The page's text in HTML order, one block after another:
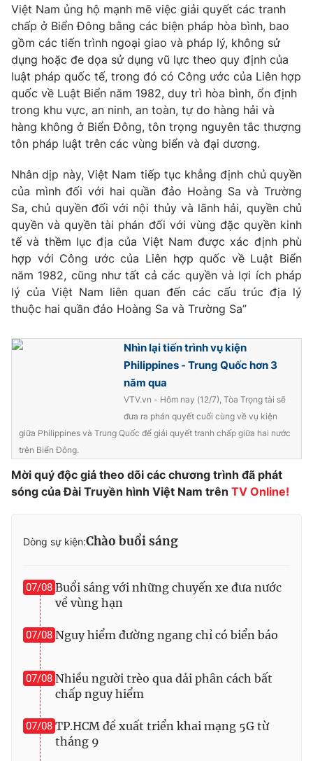
Việt Nam ủng hộ mạnh mẽ việc giải quyết các tranh
chấp ở Biển Đông bằng các biện pháp hòa bình, bao
gồm các tiến trình ngoại giao và pháp lý, không sử
dụng hoặc đe dọa sử dụng vũ lực theo quy định của
luật pháp quốc tế, trong đó có Công ước của Liên hợp
quốc về Luật Biển năm 1982, duy trì hòa bình, ổn định
trong khu vực, an ninh, an toàn, tự do hàng hải và
hàng không ở Biển Đông, tôn trọng nguyên tắc thượng
tôn pháp luật trên các vùng biển và đại dương.
Nhân dịp này, Việt Nam tiếp tục khẳng định chủ quyền
của mình đối với hai quần đảo Hoàng Sa và Trường
Sa, chủ quyền đối với nội thủy và lãnh hải, quyền chủ
quyền và quyền tài phán đối với vùng đặc quyền kinh
tế và thềm lục địa của Việt Nam được xác định phù
hợp với Công ước của Liên hợp quốc về Luật Biển
năm 1982, cũng như tất cả các quyền và lợi ích pháp
lý của Việt Nam liên quan đến các cấu trúc địa lý
thuộc hai quần đảo Hoàng Sa và Trường Sa”
Nhìn lại tiến trình vụ kiện
Philippines - Trung Quốc hơn 3
năm qua
VTV.vn - Hôm nay (12/7), Tòa Trọng tài sẽ
đưa ra phán quyết cuối cùng về vụ kiện
giữa Philippines và Trung Quốc để giải quyết tranh chấp giữa hai nước
trên Biển Đông.
Mời quý độc giả theo dõi các chương trình đã phát
sóng của Đài Truyền hình Việt Nam trên TV Online!
Dòng sự kiện:Chào buổi sáng
07/08 Buổi sáng với những chuyến xe đưa nước
về vùng hạn
07/08 Nguy hiểm đường ngang chỉ có biển báo
07/08 Nhiều người trèo qua dải phân cách bất
chấp nguy hiểm
07/08 TP.HCM đề xuất triển khai mạng 5G từ
tháng 9